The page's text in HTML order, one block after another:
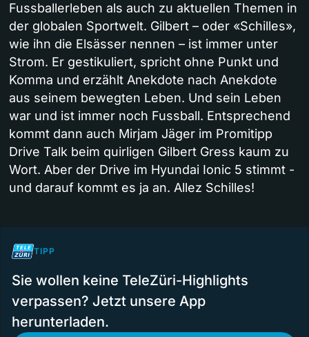
Fussballerleben als auch zu aktuellen Themen in
der globalen Sportwelt. Gilbert – oder «Schilles»,
wie ihn die Elsässer nennen – ist immer unter
Strom. Er gestikuliert, spricht ohne Punkt und
Komma und erzählt Anekdote nach Anekdote
aus seinem bewegten Leben. Und sein Leben
war und ist immer noch Fussball. Entsprechend
kommt dann auch Mirjam Jäger im Promitipp
Drive Talk beim quirligen Gilbert Gress kaum zu
Wort. Aber der Drive im Hyundai Ionic 5 stimmt -
und darauf kommt es ja an. Allez Schilles!
TIPP
Sie wollen keine TeleZüri-Highlights
verpassen? Jetzt unsere App
herunterladen.